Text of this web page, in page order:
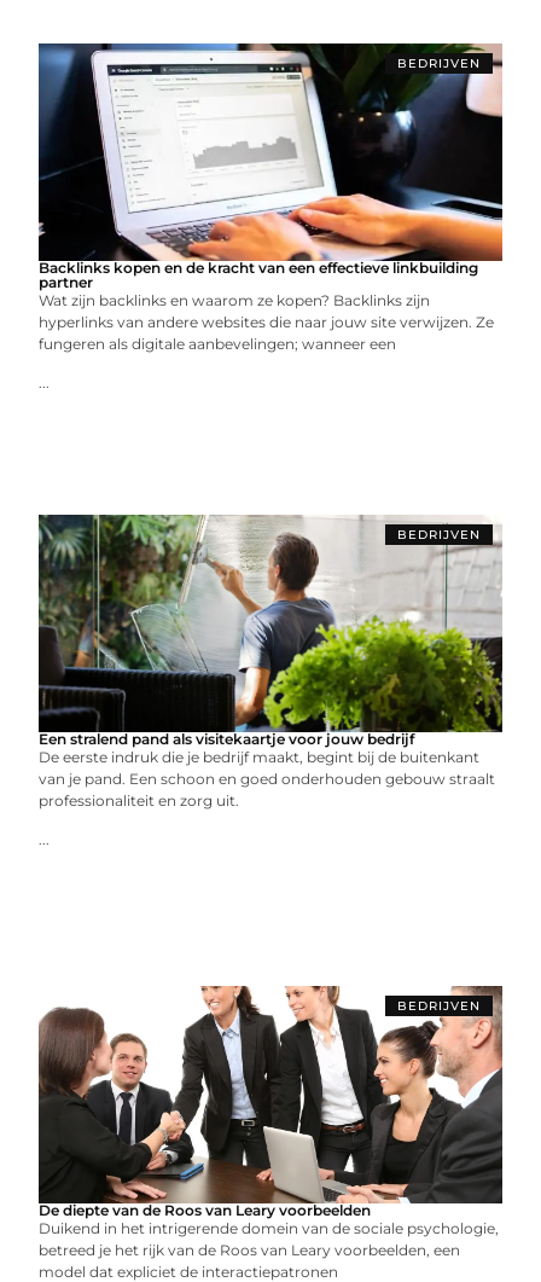
BEDRIJVEN
Backlinks kopen en de kracht van een effectieve linkbuilding
partner
Wat zijn backlinks en waarom ze kopen? Backlinks zijn
hyperlinks van andere websites die naar jouw site verwijzen. Ze
fungeren als digitale aanbevelingen; wanneer een
...
BEDRIJVEN
Een stralend pand als visitekaartje voor jouw bedrijf
De eerste indruk die je bedrijf maakt, begint bij de buitenkant
van je pand. Een schoon en goed onderhouden gebouw straalt
professionaliteit en zorg uit.
...
BEDRIJVEN
De diepte van de Roos van Leary voorbeelden
Duikend in het intrigerende domein van de sociale psychologie,
betreed je het rijk van de Roos van Leary voorbeelden, een
model dat expliciet de interactiepatronen